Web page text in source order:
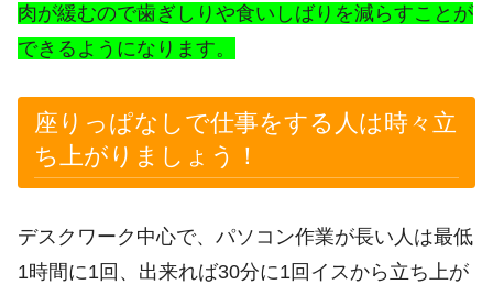
肉が緩むので歯ぎしりや食いしばりを減らすことが
できるようになります。
座りっぱなしで仕事をする人は時々立
ち上がりましょう！
デスクワーク中心で、パソコン作業が長い人は最低
1時間に1回、出来れば30分に1回イスから立ち上が